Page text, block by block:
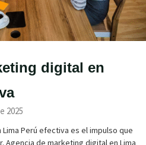
digital en
2025
Perú efectiva es el impulso que
Agencia de marketing digital en Lima